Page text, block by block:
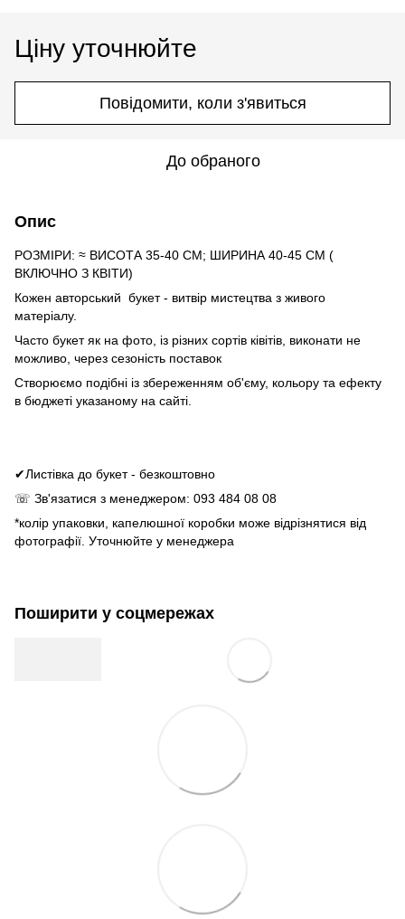
Ціну уточнюйте
Повідомити, коли з'явиться
До обраного
Опис
РОЗМІРИ: ≈ ВИСОТА 35-40 СМ; ШИРИНА 40-45 СМ (
ВКЛЮЧНО З КВІТИ)
Кожен авторський букет - витвір мистецтва з живого
матеріалу.
Часто букет як на фото, із різних сортів ківітів, виконати не
можливо, через сезоність поставок
Створюємо подібні із збереженням об'єму, кольору та ефекту
в бюджеті указаному на сайті.
✔Листівка до букет - безкоштовно
☏ Зв'язатися з менеджером: 093 484 08 08
*колір упаковки, капелюшної коробки може відрізнятися від
фотографії. Уточнюйте у менеджера
Поширити у соцмережах